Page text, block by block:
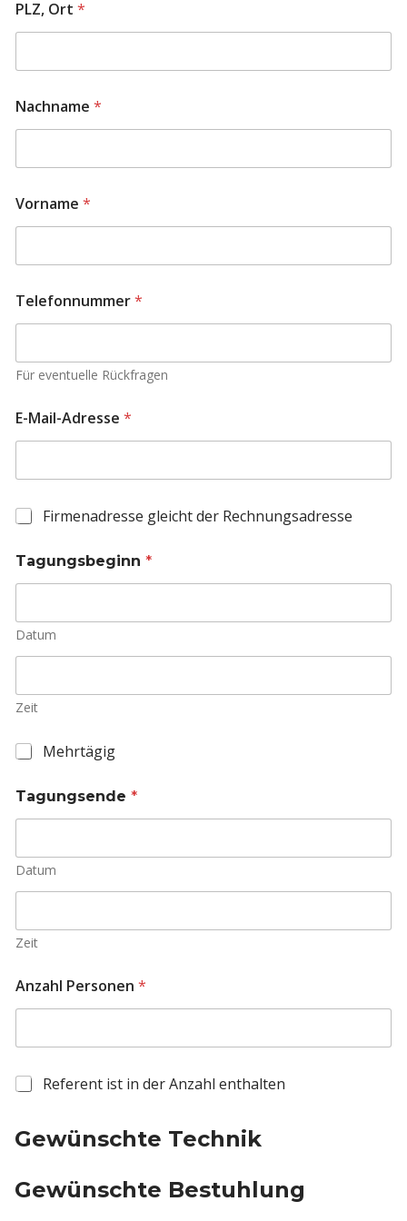
PLZ, Ort *
Nachname *
Vorname *
Telefonnummer*
Für eventuelle Rückfragen
E-Mail-Adresse *
F
m
e
a
d
r
s
Firmenadresse gleicht der Rechnungsadresse
Tagungsbeginn *
Datum
Zeit
M
r
t
g
i
g
e
n
s
a
t
u
g
Mehrtägig
Tagungsende *
Datum
Zeit
Anzahl Personen *
R
e
r
n
t
Referent ist in der Anzahl enthalten
Gewünschte Technik
Gewünschte Bestuhlung